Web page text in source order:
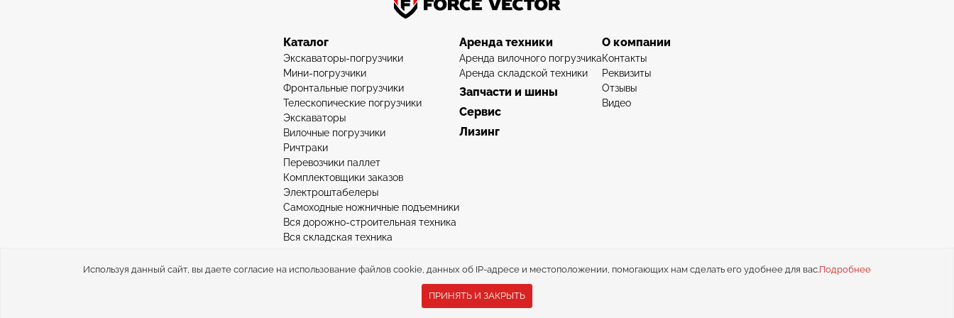
Каталог
Экскаваторы-погрузчики
Мини-погрузчики
Фронтальные погрузчики
Телескопические погрузчики
Экскаваторы
Вилочные погрузчики
Ричтраки
Перевозчики паллет
Комплектовщики заказов
Электроштабелеры
Самоходные ножничные подъемники
Вся дорожно-строительная техника
Вся складская техника
Аренда техники
Аренда вилочного погрузчика
Аренда складской техники
Запчасти и шины
Сервис
Лизинг
О компании
Контакты
Реквизиты
Отзывы
Видео
Force vector – продажа складской и дорожно-строительной техники © ООО «Вектор силы» 2015-2026.
Используя данный сайт, вы даете согласие на использование файлов cookie, данных об IP-адресе и местоположении, помогающих нам сделать его удобнее для вас.Подробнее
ПРИНЯТЬ И ЗАКРЫТЬ